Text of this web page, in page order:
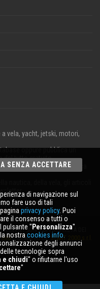
vela, yacht, jetski, motori,
oppure pubblica un
del tutto gratuito.
nel settore della nautica
nautica, della vela, gli articoli
SONO DI PROPRIETÀ DEI
info| powered by: START 2000 s.r.l.
SENZA ACCETTARE
di navigazione sul
fare uso di tali
privacy policy. Puoi
il consenso a tutti o
pulsante '' Personalizza''
nostra cookies info.
degli annunci
tecnologie sopra
e chiudi'' o rifiutarne l'uso
''